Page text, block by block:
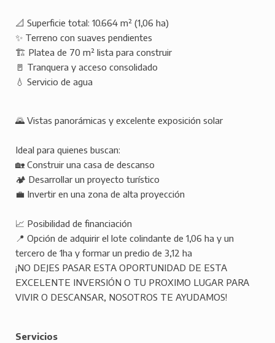
📐 Superficie total: 10.664 m² (1,06 ha)
✨ Terreno con suaves pendientes
🏗️ Platea de 70 m² lista para construir
🚪 Tranquera y acceso consolidado
💧 Servicio de agua
🌄 Vistas panorámicas y excelente exposición solar
Ideal para quienes buscan:
🏡 Construir una casa de descanso
🏕️ Desarrollar un proyecto turístico
💼 Invertir en una zona de alta proyección
📈 Posibilidad de financiación
📍 Opción de adquirir el lote colindante de 1,06 ha y un
tercero de 1ha y formar un predio de 3,12 ha
¡NO DEJES PASAR ESTA OPORTUNIDAD DE ESTA
EXCELENTE INVERSIÓN O TU PROXIMO LUGAR PARA
VIVIR O DESCANSAR, NOSOTROS TE AYUDAMOS!
Servicios